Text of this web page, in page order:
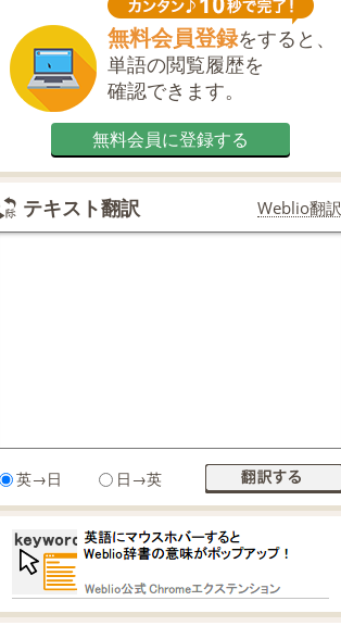
無料会員登録をすると、
単語の閲覧履歴を
確認できます。
無料会員に登録する
テキスト翻訳 Weblio翻訳
英→日 日→英